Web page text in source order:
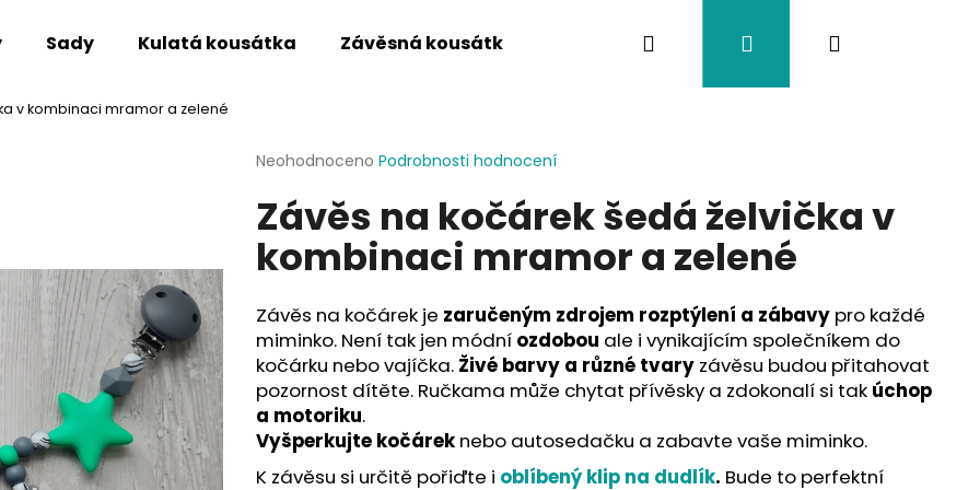
Sady Kulatá kousátka Závěsná kousátka Závěsy na kočárek Twistík kousátka
Hledat PřihlášeníNákupní
v kombinaci mramor a zelené
Průměrné
produktu
je
0,0
hvězdiček.
Neohodnoceno Podrobnosti hodnocení
Závěs na kočárek šedá želvička v
kombinaci mramor a zelené
Závěs na kočárek je zaručeným zdrojem rozptýlení a zábavy pro každé
miminko. Není tak jen módní ozdobou ale i vynikajícím společníkem do
kočárku nebo vajíčka. Živé barvy a různé tvary závěsu budou přitahovat
pozornost dítěte. Ručkama může chytat přívěsky a zdokonalí si tak úchop
a motoriku.
Vyšperkujte kočárek nebo autosedačku a zabavte vaše miminko.
K závěsu si určitě pořiďte i oblíbený klip na dudlík. Bude to perfektní
Co potřebujete najít?
HLEDAT
Doporučujeme